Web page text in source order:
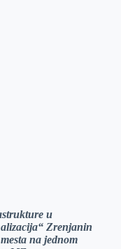
u
Zrenjanin
na jednom